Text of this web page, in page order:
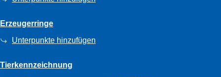
Erzeugerringe
Unterpunkte hinzufügen
Tierkennzeichnung